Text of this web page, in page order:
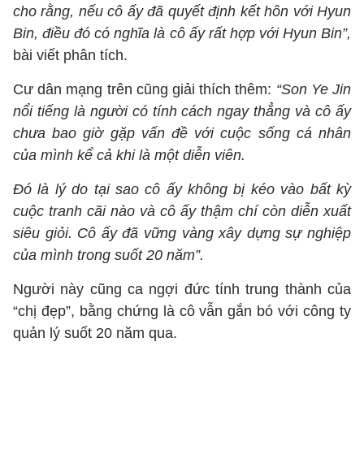
cho rằng, nếu cô ấy đã quyết định kết hôn với Hyun
Bin, điều đó có nghĩa là cô ấy rất hợp với Hyun Bin”,
bài viết phân tích.
Cư dân mạng trên cũng giải thích thêm: “Son Ye Jin
nổi tiếng là người có tính cách ngay thẳng và cô ấy
chưa bao giờ gặp vấn đề với cuộc sống cá nhân
của mình kể cả khi là một diễn viên.
Đó là lý do tại sao cô ấy không bị kéo vào bất kỳ
cuộc tranh cãi nào và cô ấy thậm chí còn diễn xuất
siêu giỏi. Cô ấy đã vững vàng xây dựng sự nghiệp
của mình trong suốt 20 năm”.
Người này cũng ca ngợi đức tính trung thành của
“chị đẹp”, bằng chứng là cô vẫn gắn bó với công ty
quản lý suốt 20 năm qua.